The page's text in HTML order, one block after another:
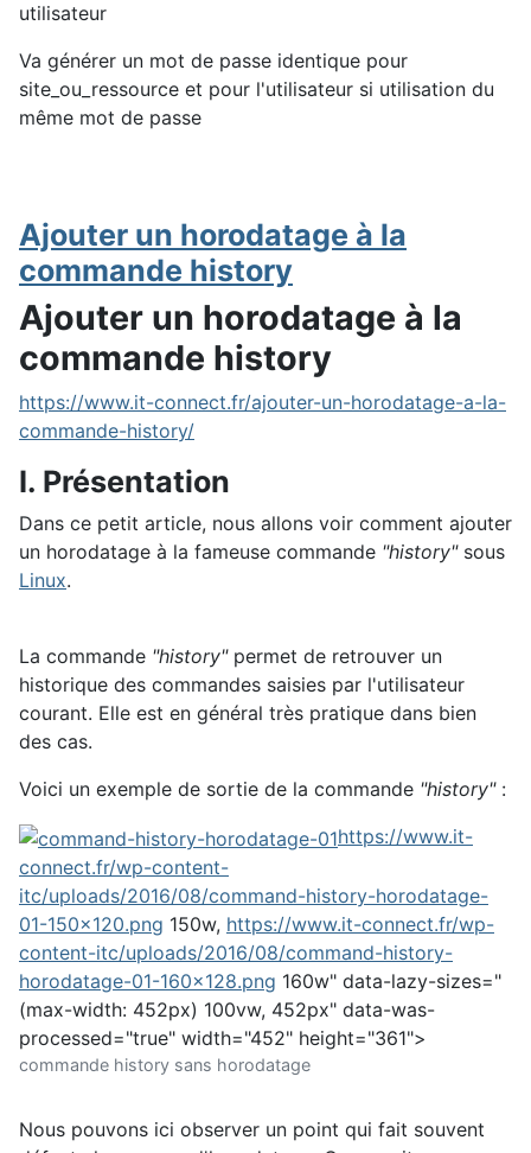
utilisateur
Va générer un mot de passe identique pour
site_ou_ressource et pour l'utilisateur si utilisation du
même mot de passe
Ajouter un horodatage à la
commande history
Ajouter un horodatage à la
commande history
https://www.it-connect.fr/ajouter-un-horodatage-a-la-
commande-history/
I. Présentation
Dans ce petit article, nous allons voir comment ajouter
un horodatage à la fameuse commande "history"sous
Linux.
La commande "history"permet de retrouver un
historique des commandes saisies par l'utilisateur
courant. Elle est en général très pratique dans bien
des cas.
Voici un exemple de sortie de la commande "history":
https://www.it-
connect.fr/wp-content-
itc/uploads/2016/08/command-history-horodatage-
01-150x120.png 150w, https://www.it-connect.fr/wp-
content-itc/uploads/2016/08/command-history-
horodatage-01-160x128.png 160w" data-lazy-sizes="
(max-width: 452px) 100vw, 452px" data-was-
processed="true" width="452" height="361">
commande history sans horodatage
Nous pouvons ici observer un point qui fait souvent